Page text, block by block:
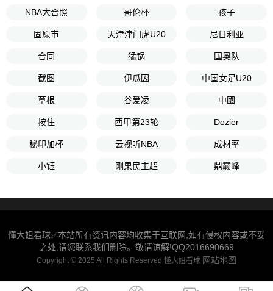
NBA大合照 哥伦杯 孩子
固原市 天津津门虎U20 尼日利亚
合同 猛锅 国奥队
截图 伊瓜因 中国女足U20
草根 谷爱凌 中國
按住 西甲第23轮 Dozier
秘印加杯 云视听NBA 成材率
小钰 刚果民主超 鼎巅峰
懂大姐看球✅本站所有资讯内容均收集于互联网,如有侵权内容或不妥
之处,请您联系我们删除。敬请谅解!QQ2016690669
Copyright © 2025 All Rights Reserved 懂大姐看球 网站地图